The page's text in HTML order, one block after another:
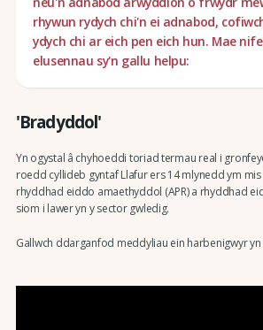
rhywun rydych chi'n ei adnabod,
ydych chi ar eich pen eich hun. Mae
elusennau sy'n gallu helpu:
'Bradyddol'
Yn ogystal â chyhoeddi toriad termau real i
roedd cyllideb gyntaf Llafur ers 14 mlynedd ym
rhyddhad eiddo amaethyddol (APR) a rhyddhad
siom i lawer yn y sector gwledig.
Gallwch ddarganfod meddyliau ein harbenigwyr